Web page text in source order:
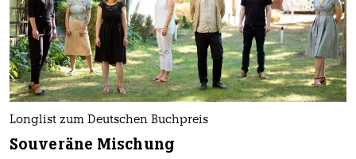
Longlist zum Deutschen Buchpreis
Souveräne Mischung